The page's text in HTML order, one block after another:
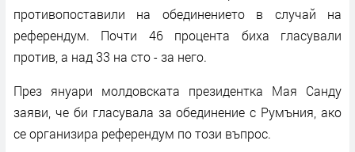
противопоставили на обединението в случай на
референдум. Почти 46 процента биха гласували
против, а над 33 на сто - за него.
През януари молдовската президентка Мая Санду
заяви, че би гласувала за обединение с Румъния, ако
се организира референдум по този въпрос.